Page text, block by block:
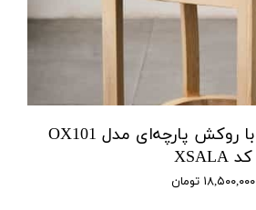
صندلی چوب راش با روکش پارچه‌ای مدل OX101
کد XSALA
۱۸,۵۰۰,۰۰۰ تومان